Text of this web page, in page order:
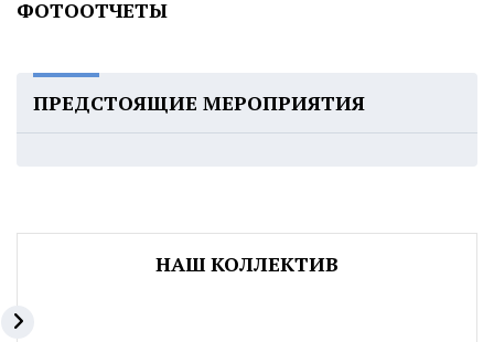
ФОТООТЧЕТЫ
ПРЕДСТОЯЩИЕ МЕРОПРИЯТИЯ
НАШ КОЛЛЕКТИВ